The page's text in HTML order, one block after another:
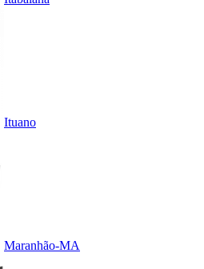
Ituano
Maranhão-MA